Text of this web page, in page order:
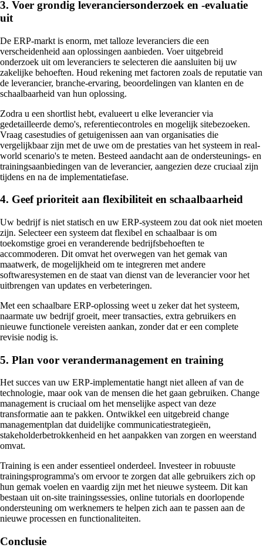
3. Voer grondig leveranciersonderzoek en -evaluatie
uit
De ERP-markt is enorm, met talloze leveranciers die een
verscheidenheid aan oplossingen aanbieden. Voer uitgebreid
onderzoek uit om leveranciers te selecteren die aansluiten bij uw
zakelijke behoeften. Houd rekening met factoren zoals de reputatie van
de leverancier, branche-ervaring, beoordelingen van klanten en de
schaalbaarheid van hun oplossing.
Zodra u een shortlist hebt, evalueert u elke leverancier via
gedetailleerde demo's, referentiecontroles en mogelijk sitebezoeken.
Vraag casestudies of getuigenissen aan van organisaties die
vergelijkbaar zijn met de uwe om de prestaties van het systeem in real-
world scenario's te meten. Besteed aandacht aan de ondersteunings- en
trainingsaanbiedingen van de leverancier, aangezien deze cruciaal zijn
tijdens en na de implementatiefase.
4. Geef prioriteit aan flexibiliteit en schaalbaarheid
Uw bedrijf is niet statisch en uw ERP-systeem zou dat ook niet moeten
zijn. Selecteer een systeem dat flexibel en schaalbaar is om
toekomstige groei en veranderende bedrijfsbehoeften te
accommoderen. Dit omvat het overwegen van het gemak van
maatwerk, de mogelijkheid om te integreren met andere
softwaresystemen en de staat van dienst van de leverancier voor het
uitbrengen van updates en verbeteringen.
Met een schaalbare ERP-oplossing weet u zeker dat het systeem,
naarmate uw bedrijf groeit, meer transacties, extra gebruikers en
nieuwe functionele vereisten aankan, zonder dat er een complete
revisie nodig is.
5. Plan voor verandermanagement en training
Het succes van uw ERP-implementatie hangt niet alleen af van de
technologie, maar ook van de mensen die het gaan gebruiken. Change
management is cruciaal om het menselijke aspect van deze
transformatie aan te pakken. Ontwikkel een uitgebreid change
managementplan dat duidelijke communicatiestrategieën,
stakeholderbetrokkenheid en het aanpakken van zorgen en weerstand
omvat.
Training is een ander essentieel onderdeel. Investeer in robuuste
trainingsprogramma's om ervoor te zorgen dat alle gebruikers zich op
hun gemak voelen en vaardig zijn met het nieuwe systeem. Dit kan
bestaan uit on-site trainingssessies, online tutorials en doorlopende
ondersteuning om werknemers te helpen zich aan te passen aan de
nieuwe processen en functionaliteiten.
Conclusie